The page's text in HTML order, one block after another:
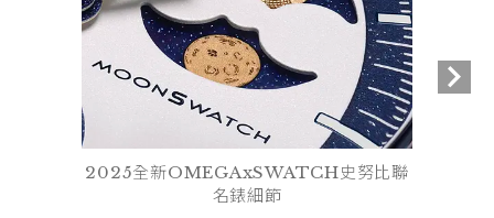
2025全新OMEGAxSWATCH史努比聯
名錶細節